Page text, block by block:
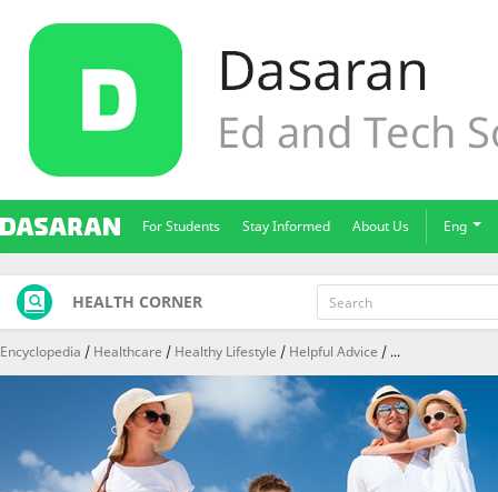
For Students Stay Informed About Us Eng
HEALTH CORNER
Encyclopedia Healthcare Healthy Lifestyle Helpful Advice ...